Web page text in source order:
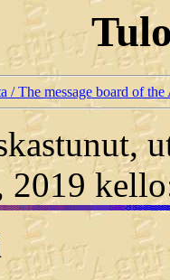
/ The message board of
2019